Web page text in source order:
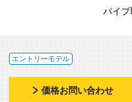
パイ
エントリーモデル
価格お問い合わせ